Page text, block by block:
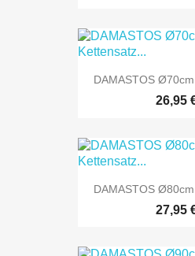
DAMASTOS
26,95
DAMASTOS Ø80cm
27,95